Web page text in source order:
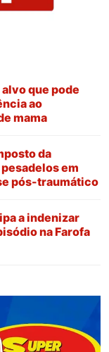
que pode
ao
mama
da
em
pós-traumático
a indenizar
na Farofa